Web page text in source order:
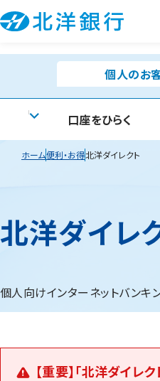
個人のお
口座をひらく
ホーム便利・お得北洋ダイレクト
北洋ダイレ
個人向けインターネットバンキ
【重要】「北洋ダイレ